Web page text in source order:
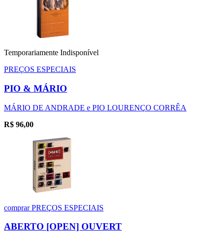
Temporariamente Indisponível
PREÇOS ESPECIAIS
PIO & MÁRIO
MÁRIO DE ANDRADE e PIO LOURENÇO CORRÊA
R$ 96,00
comprarPREÇOS ESPECIAIS
ABERTO [OPEN] OUVERT